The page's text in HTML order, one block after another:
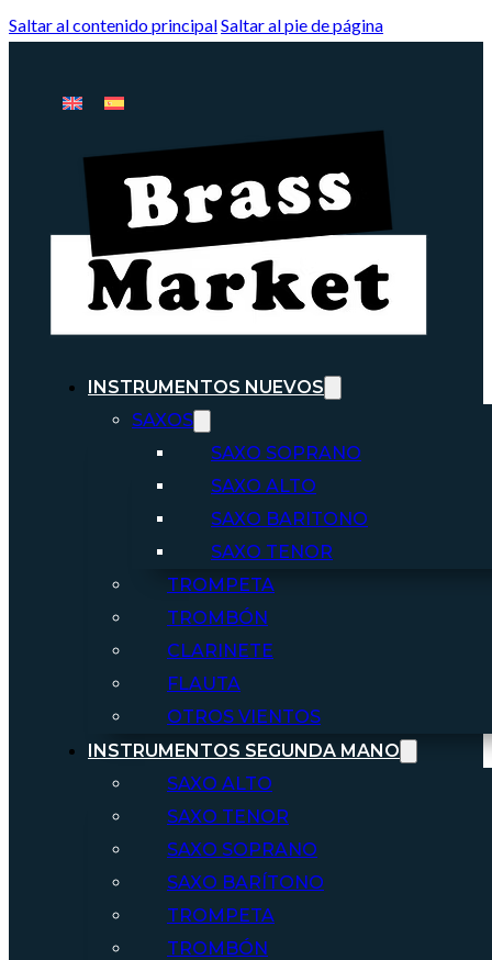
Saltar al contenido principalSaltar al pie de página
INSTRUMENTOS NUEVOS
SAXOS
SAXO SOPRANO
SAXO ALTO
SAXO BARITONO
SAXO TENOR
TROMPETA
TROMBÓN
CLARINETE
FLAUTA
OTROS VIENTOS
INSTRUMENTOS SEGUNDA MANO
SAXO ALTO
SAXO TENOR
SAXO SOPRANO
SAXO BARÍTONO
TROMPETA
TROMBÓN